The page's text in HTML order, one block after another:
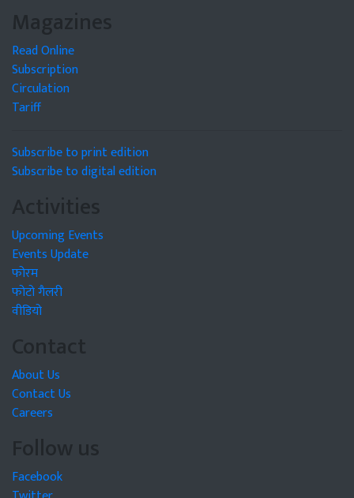
Magazines
Read Online
Subscription
Circulation
Tariff
Subscribe to print edition
Subscribe to digital edition
Activities
Upcoming Events
Events Update
फोरम
फोटो गैलरी
वीडियो
Contact
About Us
Contact Us
Careers
Follow us
Facebook